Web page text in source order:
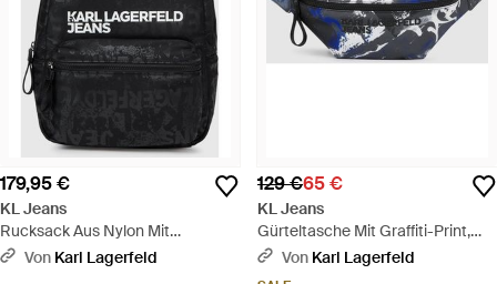
179,95 €
KL Jeans
Rucksack Aus Nylon Mit
Grafikprint, Herren, Allover-Print
Von Karl Lagerfeld
129 €65 €
KL Jeans
Gürteltasche Mit Graffiti-Print,
Herren, Größe - Blau
Von Karl Lagerfeld